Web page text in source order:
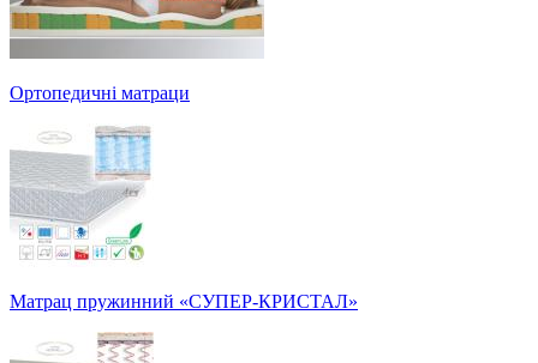
Ортопедичні матраци
Матрац пружинний «СУПЕР-КРИСТАЛ»